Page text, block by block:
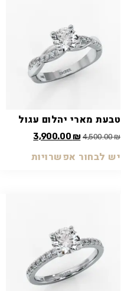
טבעת מארי יהלום עגול
4,500.00₪
3,900.00₪
יש לבחור אפשרויות